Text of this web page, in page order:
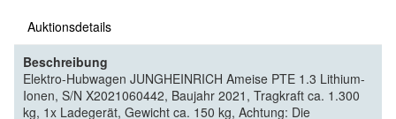
Auktionsdetails
Beschreibung
Elektro-Hubwagen JUNGHEINRICH Ameise PTE 1.3 Lithium-
Ionen, S/N X2021060442, Baujahr 2021, Tragkraft ca. 1.300
kg, 1x Ladegerät, Gewicht ca. 150 kg, Achtung: Die